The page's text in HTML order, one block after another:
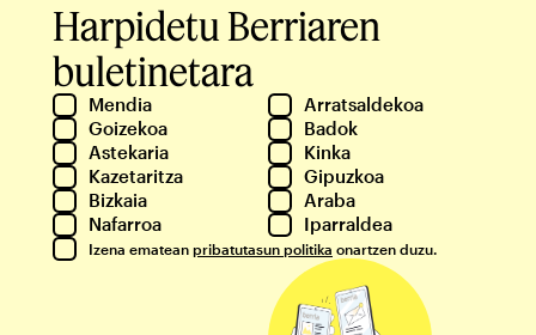
Harpidetu Berriaren
buletinetara
Mendia
Arratsaldekoa
Goizekoa
Badok
Astekaria
Kinka
Kazetaritza
Gipuzkoa
Bizkaia
Araba
Nafarroa
Iparraldea
Izena ematean pribatutasun politika onartzen duzu.